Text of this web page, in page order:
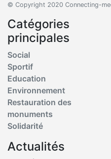
© Copyright 2020 Connecting-
Catégories
principales
Social
Sportif
Education
Environnement
Restauration des
monuments
Solidarité
Actualités